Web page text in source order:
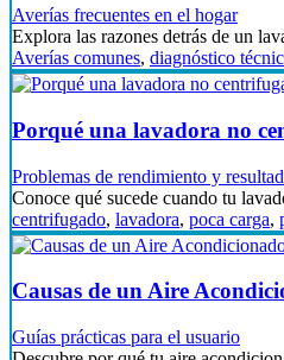
Averías frecuentes en el hogar
Explora las razones detrás de un
Averías comunes, diagnóstico
Porqué una lavadora no
Problemas de rendimiento y
Conoce qué sucede cuando tu
centrifugado, lavadora, poca carga,
Causas de un Aire
Guías prácticas para el usuario